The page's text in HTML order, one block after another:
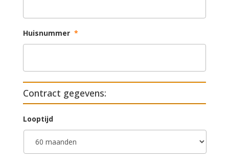
Huisnummer *
Contract gegevens:
Looptijd